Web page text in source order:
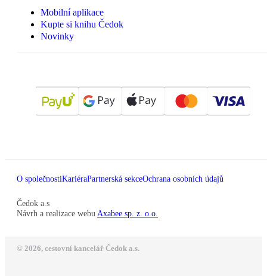
Mobilní aplikace
Kupte si knihu Čedok
Novinky
O společnostiKariéraPartnerská sekceOchrana osobních údajů
Čedok a.s
Návrh a realizace webu Axabee sp. z. o.o.
© 2026, cestovní kancelář Čedok a.s.